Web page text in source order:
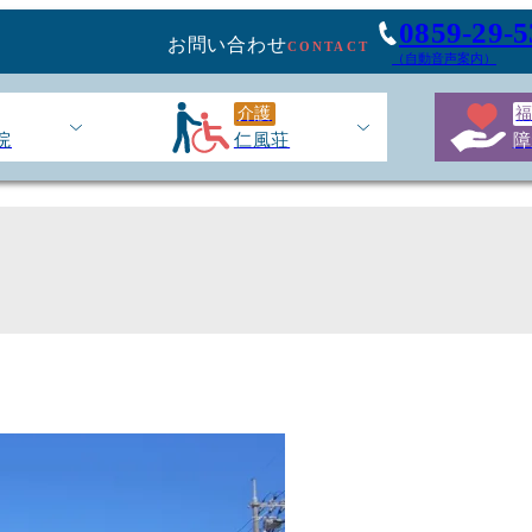
お問い合わせCONTACT 0859-29-
（自動音声案内）
介護
仁風荘